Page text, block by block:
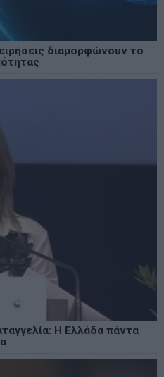
διαμορφώνουν το
Η Ελλάδα πάντα